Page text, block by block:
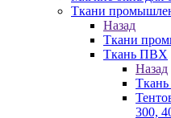
Ткани
Назад
Ткани
Ткань ПВХ
Назад
300,